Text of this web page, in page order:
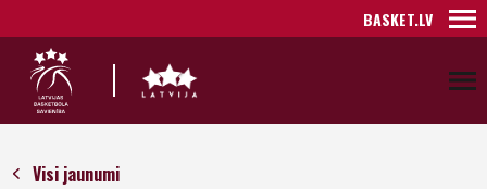
BASKET.LV
Visi jaunumi